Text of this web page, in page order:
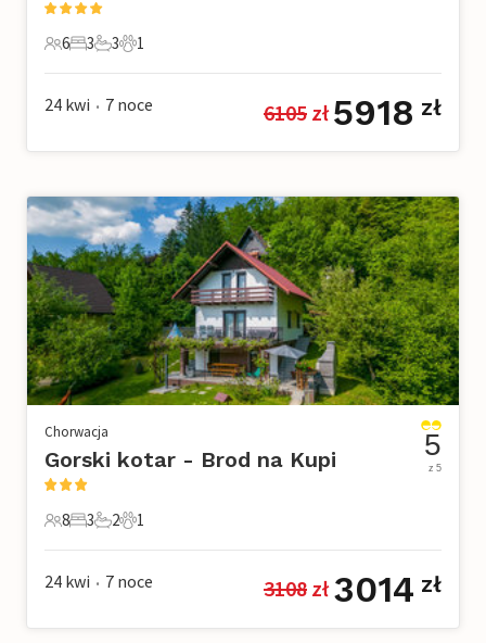
6 Goście
6
3 Sypialnie
3
3 Łazienki
3
1 Zwierzę domowe
1
24 kwi • 7 noce 6105 zł 5918 zł
Chorwacja
Gorski kotar - Brod na Kupi
8 Goście
8
3 Sypialnie
3
2 Łazienki
2
1 Zwierzę domowe
1
5
z 5
24 kwi • 7 noce 3108 zł 3014 zł